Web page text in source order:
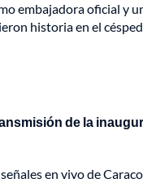
embajadora oficial y
historia en el
de la
en vivo de